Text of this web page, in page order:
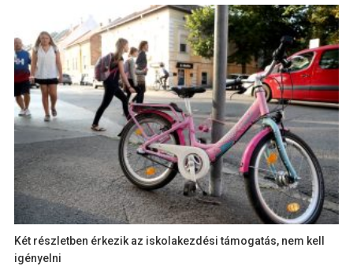
Két részletben érkezik az iskolakezdési támogatás, nem kell
igényelni